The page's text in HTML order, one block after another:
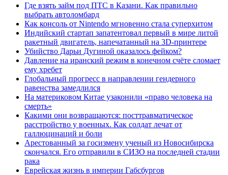
Где взять займ под ПТС в Казани. Как правильно
выбрать автоломбард
Как консоль от Nintendo мгновенно стала суперхитом
Индийский стартап запатентовал первый в мире литой
ракетный двигатель, напечатанный на 3D-принтере
Убийство Дарьи Дугиной оказалось фейком?
Давление на иранский режим в конечном счёте сломает
ему хребет
Глобальный прогресс в направлении гендерного
равенства замедлился
На материковом Китае узаконили «право человека на
смерть»
Какими они возвращаются: посттравматическое
расстройство у военных. Как солдат лечат от
галлюцинаций и боли
Арестованный за госизмену ученый из Новосибирска
скончался. Его отправили в СИЗО на последней стадии
рака
Еврейская жизнь в империи Габсбургов